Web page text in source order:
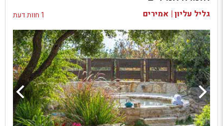
בדיקת זמינות ומחירים
גליל עליון | אמירים 1 חוות דעת